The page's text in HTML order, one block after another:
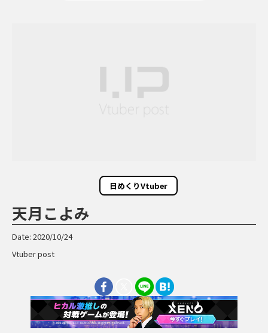
日めくりVtuber
天月こよみ
Date: 2020/10/24
Vtuber post